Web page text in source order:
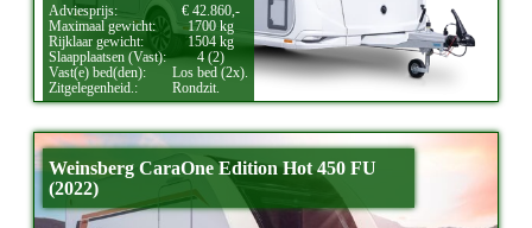
Adviesprijs:
€ 42.860,-
Maximaal gewicht:
1700 kg
Rijklaar gewicht:
1504 kg
Slaapplaatsen (Vast):
4 (2)
Vast(e) bed(den):
Los bed (2x).
Zitgelegenheid.:
Rondzit.
Weinsberg CaraOne Edition Hot 450 FU
(2022)